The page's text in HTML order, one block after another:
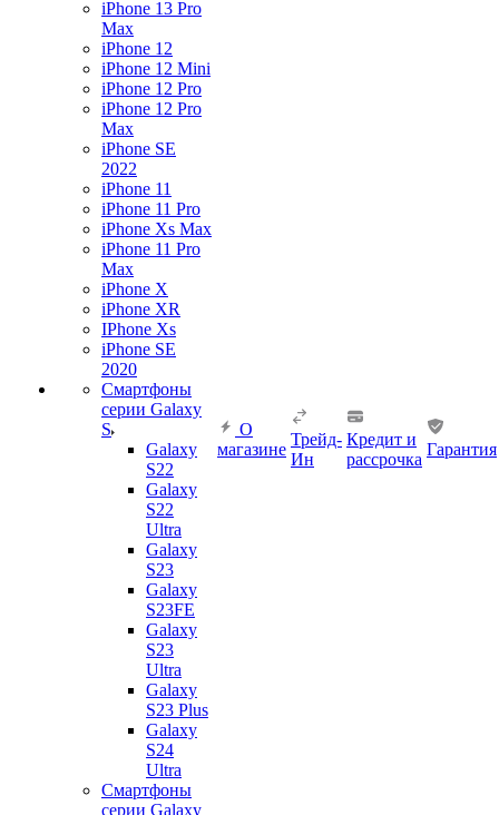
iPhone 13 Pro
Max
iPhone 12
iPhone 12 Mini
iPhone 12 Pro
iPhone 12 Pro
Max
iPhone SE
2022
iPhone 11
iPhone 11 Pro
iPhone Xs Max
iPhone 11 Pro
Max
iPhone X
iPhone XR
IPhone Xs
iPhone SE
2020
Смартфоны
серии Galaxy
S
Galaxy
S22
Galaxy
S22
Ultra
Galaxy
S23
Galaxy
S23FE
Galaxy
S23
Ultra
Galaxy
S23 Plus
Galaxy
S24
Ultra
Смартфоны
серии Galaxy
О
магазине
Трейд-
Ин
Кредит и
рассрочка
Гарантия